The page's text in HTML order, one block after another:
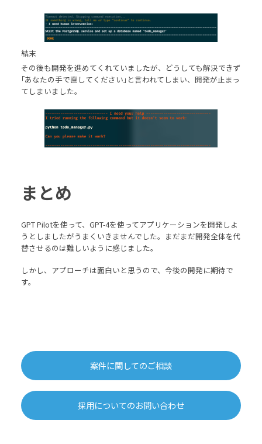
結末
その後も開発を進めてくれていましたが、どうしても解決できず
｢あなたの手で直してください｣と言われてしまい、開発が止まっ
てしまいました。
まとめ
GPT Pilotを使って、GPT-4を使ってアプリケーションを開発しよ
うとしましたがうまくいきませんでした。まだまだ開発全体を代
替させるのは難しいように感じました。
しかし、アプローチは面白いと思うので、今後の開発に期待で
す。
案件に関してのご相談
採用についてのお問い合わせ